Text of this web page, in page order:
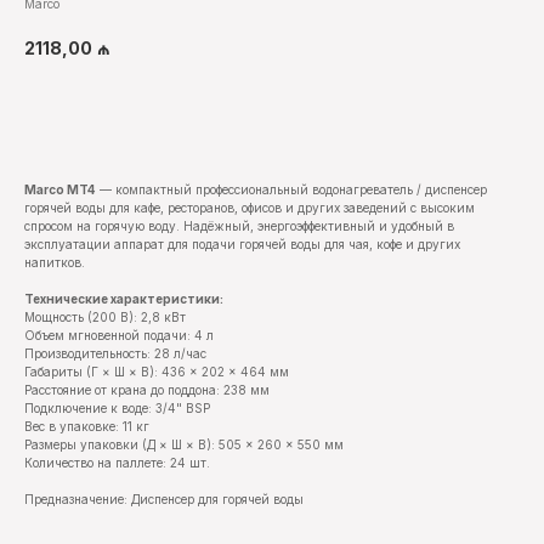
Marco
2118,00 ₼
Marco MT4 — компактный профессиональный водонагреватель / диспенсер
горячей воды для кафе, ресторанов, офисов и других заведений с высоким
спросом на горячую воду. Надёжный, энергоэффективный и удобный в
эксплуатации аппарат для подачи горячей воды для чая, кофе и других
напитков.
Технические характеристики:
Мощность (200 В): 2,8 кВт
Объем мгновенной подачи: 4 л
Производительность: 28 л/час
Габариты (Г × Ш × В): 436 × 202 × 464 мм
Расстояние от крана до поддона: 238 мм
Подключение к воде: 3/4" BSP
Вес в упаковке: 11 кг
Размеры упаковки (Д × Ш × В): 505 × 260 × 550 мм
Количество на паллете: 24 шт.
Предназначение: Диспенсер для горячей воды